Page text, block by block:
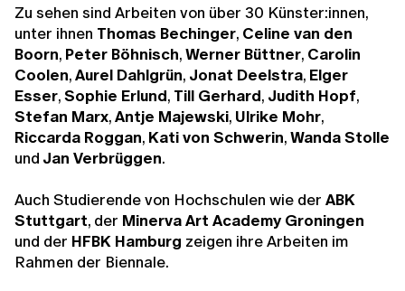
Zu sehen sind Arbeiten von über 30 Künster:innen,
unter ihnen Thomas Bechinger, Celine van den
Boorn, Peter Böhnisch,Werner Büttner, Carolin
Coolen,Aurel Dahlgrün, Jonat Deelstra, Elger
Esser,Sophie Erlund, Till Gerhard, Judith Hopf,
Stefan Marx,Antje Majewski, Ulrike Mohr,
Riccarda Roggan, Kati von Schwerin,Wanda Stolle
und Jan Verbrüggen.
Auch Studierende von Hochschulen wie der ABK
Stuttgart, der Minerva Art Academy Groningen
und der HFBK Hamburg zeigen ihre Arbeiten im
Rahmen der Biennale.